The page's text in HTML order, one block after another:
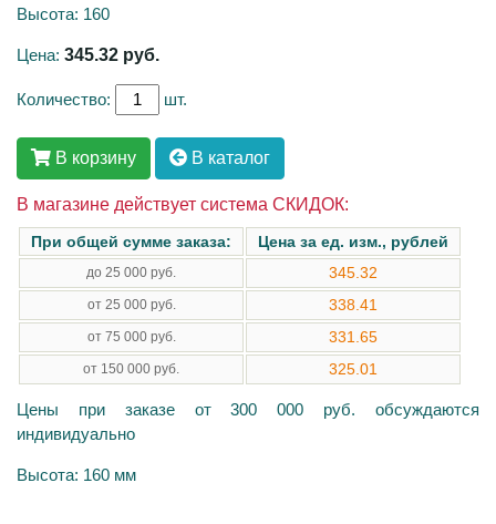
Высота: 160
Цена: 345.32 руб.
Количество: шт.
В корзину В каталог
В магазине действует система СКИДОК:
При общей сумме заказа: Цена за ед. изм., рублей
до 25 000 руб. 345.32
от 25 000 руб. 338.41
от 75 000 руб. 331.65
от 150 000 руб. 325.01
Цены при заказе от 300 000 руб. обсуждаются
индивидуально
Высота: 160 мм